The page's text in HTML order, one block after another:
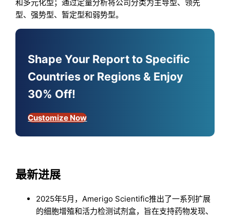
和多元化型；通过定量分析将公司分类为主导型、领先
型、强势型、暂定型和弱势型。
Shape Your Report to Specific
Countries or Regions & Enjoy
30% Off!
Customize Now
最新进展
2025年5月，Amerigo Scientific推出了一系列扩展
的细胞增殖和活力检测试剂盒，旨在支持药物发现、